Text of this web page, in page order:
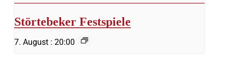
Störtebeker Festspiele
7. August : 20:00